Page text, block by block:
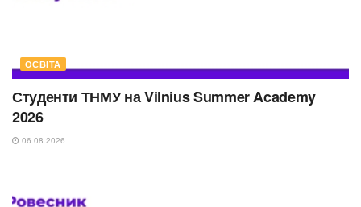
ОСВІТА
Студенти ТНМУ на Vilnius Summer Academy
2026
06.08.2026